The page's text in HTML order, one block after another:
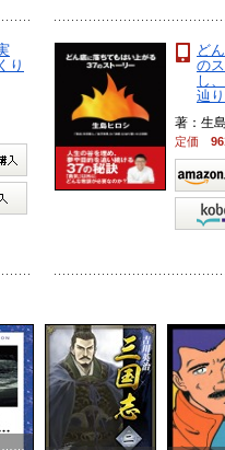
り
ど
の
し
辿
著：生
定価
……